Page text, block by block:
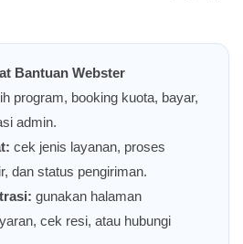
Bantuan Webster
program, booking kuota, bayar,
admin.
cek jenis layanan, proses
dan status pengiriman.
gunakan halaman
cek resi, atau hubungi